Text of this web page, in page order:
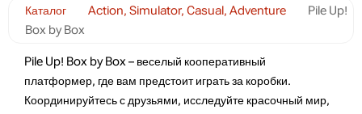
Каталог Action, Simulator, Casual, Adventure
Pile Up!
Box by Box
Pile Up! Box by Box – веселый кооперативный
платформер, где вам предстоит играть за коробки.
Координируйтесь с друзьями, исследуйте красочный мир,
Hotgame
₽